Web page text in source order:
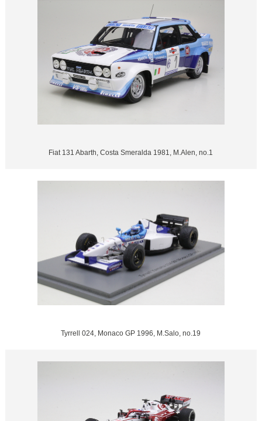
Fiat 131 Abarth, Costa Smeralda 1981, M.Alen, no.1
Tyrrell 024, Monaco GP 1996, M.Salo, no.19